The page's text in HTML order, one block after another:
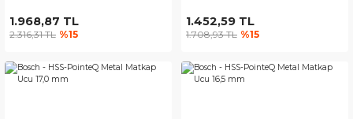
1.968,87 TL
2.316,31 TL %15
1.452,59 TL
1.708,93 TL %15